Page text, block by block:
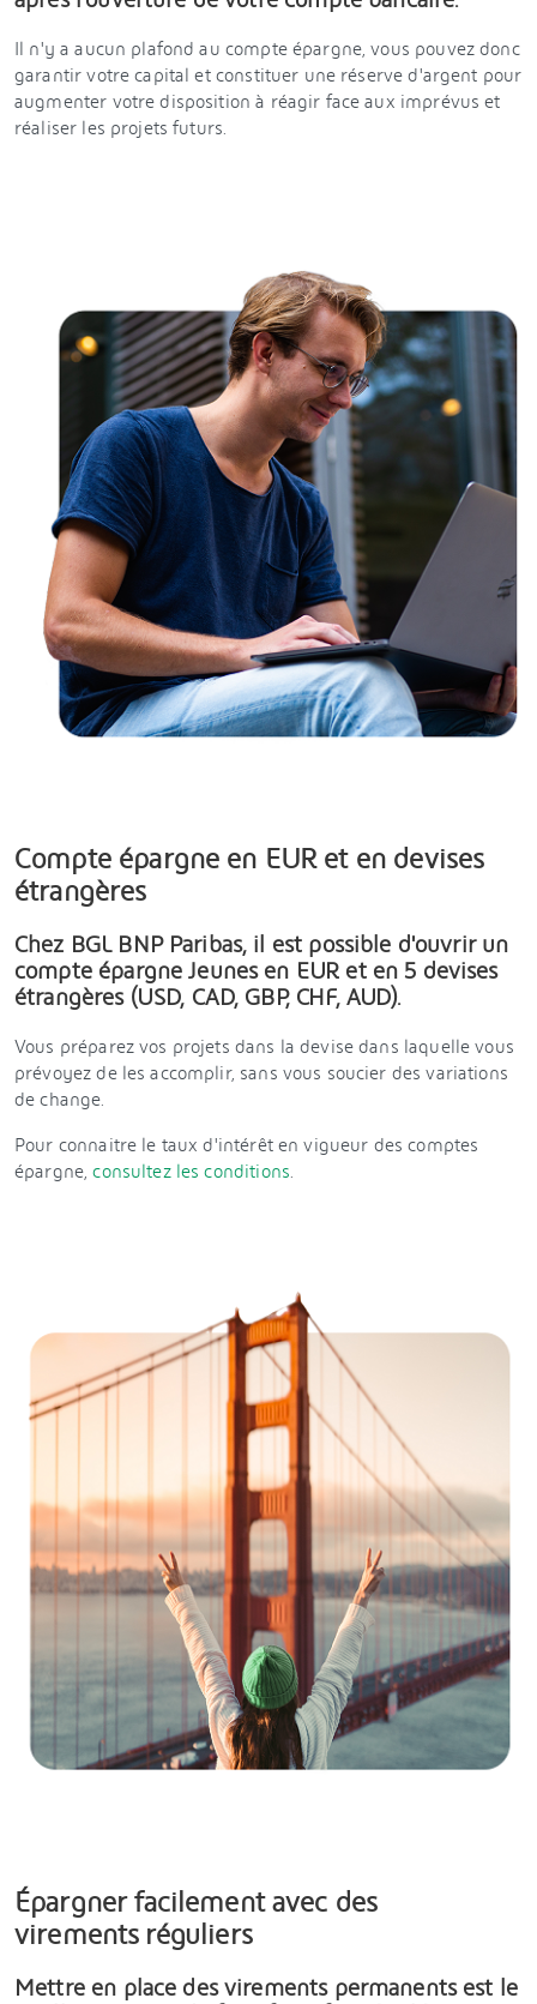
Il n'y a aucun plafond au compte épargne, vous pouvez donc
garantir votre capital et constituer une réserve d'argent pour
augmenter votre disposition à réagir face aux imprévus et
réaliser les projets futurs.
Compte épargne en EUR et en devises
étrangères
Chez BGL BNP Paribas, il est possible d'ouvrir un
compte épargne Jeunes en EUR et en 5 devises
étrangères (USD, CAD, GBP, CHF, AUD).
Vous préparez vos projets dans la devise dans laquelle vous
prévoyez de les accomplir, sans vous soucier des variations
de change.
Pour connaitre le taux d'intérêt en vigueur des comptes
épargne,consultez les conditions.
Épargner facilement avec des
virements réguliers
Mettre en place des virements permanents est le